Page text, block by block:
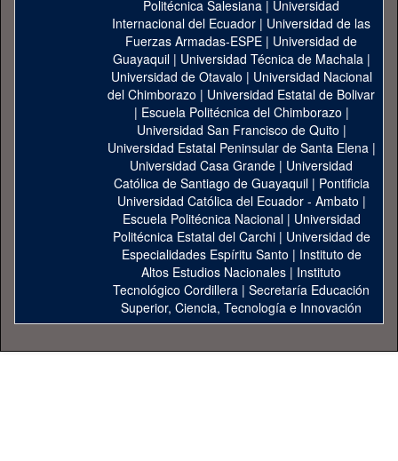
Politécnica Salesiana | Universidad
Internacional del Ecuador | Universidad de las
Fuerzas Armadas-ESPE | Universidad de
Guayaquil| Universidad Técnica de Machala|
Universidad de Otavalo | Universidad Nacional
del Chimborazo | Universidad Estatal de Bolivar
| Escuela Politécnica del Chimborazo |
Universidad San Francisco de Quito |
Universidad Estatal Peninsular de Santa Elena|
Universidad Casa Grande | Universidad
Católica de Santiago de Guayaquil| Pontificia
Universidad Católica del Ecuador - Ambato |
Escuela Politécnica Nacional| Universidad
Politécnica Estatal del Carchi| Universidad de
Especialidades Espíritu Santo | Instituto de
Altos Estudios Nacionales | Instituto
Tecnológico Cordillera | Secretaría Educación
Superior, Ciencia, Tecnología e Innovación